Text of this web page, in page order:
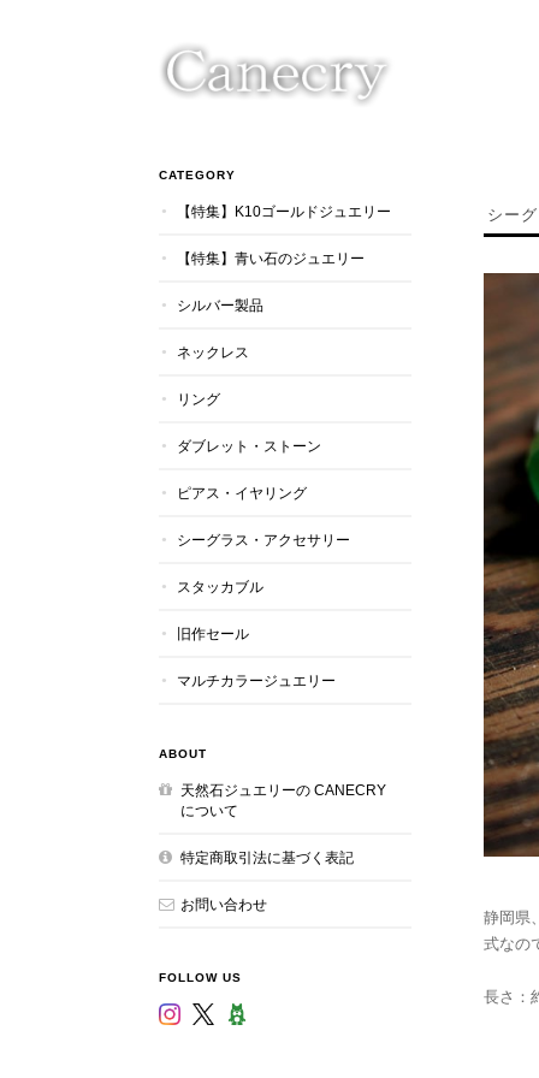
シー
静岡県
式なの
長さ：
CATEGORY
【特集】K10ゴールドジュエリー
【特集】青い石のジュエリー
シルバー製品
ネックレス
リング
ダブレット・ストーン
ピアス・イヤリング
シーグラス・アクセサリー
スタッカブル
旧作セール
マルチカラージュエリー
ABOUT
天然石ジュエリーの CANECRY
について
特定商取引法に基づく表記
お問い合わせ
FOLLOW US